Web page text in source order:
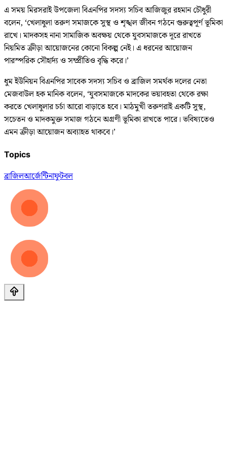
এ সময় মিরসরাই উপজেলা বিএনপির সদস্য সচিব আজিজুর রহমান চৌধুরী
বলেন, ‘খেলাধুলা তরুণ সমাজকে সুস্থ ও শৃঙ্খল জীবন গঠনে গুরুত্বপূর্ণ ভূমিকা
রাখে। মাদকসহ নানা সামাজিক অবক্ষয় থেকে যুবসমাজকে দূরে রাখতে
নিয়মিত ক্রীড়া আয়োজনের কোনো বিকল্প নেই। এ ধরনের আয়োজন
পারস্পরিক সৌহার্দ্য ও সম্প্রীতিও বৃদ্ধি করে।’
ধুম ইউনিয়ন বিএনপির সাবেক সদস্য সচিব ও ব্রাজিল সমর্থক দলের নেতা
মেজবাউল হক মানিক বলেন, ‘যুবসমাজকে মাদকের ভয়াবহতা থেকে রক্ষা
করতে খেলাধুলার চর্চা আরো বাড়াতে হবে। মাঠমুখী তরুণরাই একটি সুস্থ,
সচেতন ও মাদকমুক্ত সমাজ গঠনে অগ্রণী ভূমিকা রাখতে পারে। ভবিষ্যতেও
এমন ক্রীড়া আয়োজন অব্যাহত থাকবে।’
Topics
ব্রাজিলআর্জেন্টিনাফুটবল